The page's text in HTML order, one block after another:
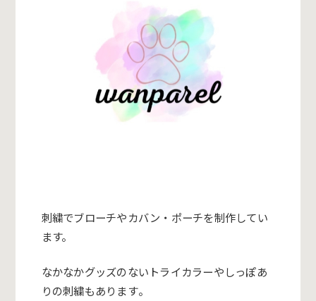
刺繍でブローチやカバン・ポーチを制作してい
ます。
なかなかグッズのないトライカラーやしっぽあ
りの刺繍もあります。